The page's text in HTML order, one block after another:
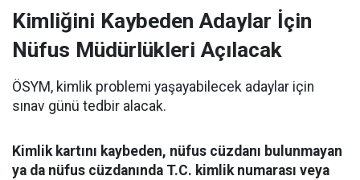
Kimliğini Kaybeden Adaylar İçin
Nüfus Müdürlükleri Açılacak
ÖSYM, kimlik problemi yaşayabilecek adaylar için
sınav günü tedbir alacak.
Kimlik kartını kaybeden, nüfus cüzdanı bulunmayan
ya da nüfus cüzdanında T.C. kimlik numarası veya